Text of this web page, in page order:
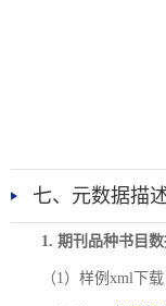
七、元数据描
1. 期刊品种书目
（1）样例xml下载